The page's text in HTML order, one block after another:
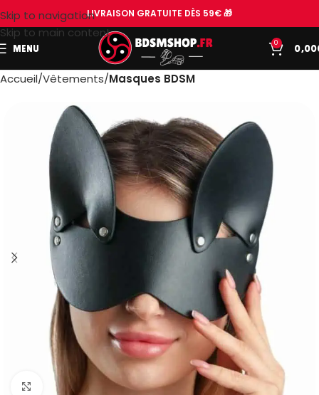
Skip to navigation
Skip to main content
LIVRAISON GRATUITE DÈS 59€ 🎁
MENU
0
0,00
Accueil Vêtements Masques BDSM
Zoom